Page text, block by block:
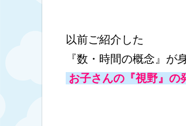
以前ご紹介した
『数・時間の概念』が
お子さんの『視野』の